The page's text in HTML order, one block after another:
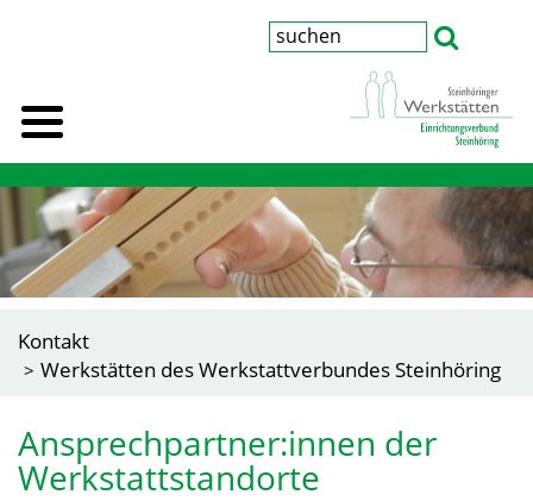
Kontakt
Werkstätten des Werkstattverbundes Steinhöring
Ansprechpartner:innen der
Werkstattstandorte